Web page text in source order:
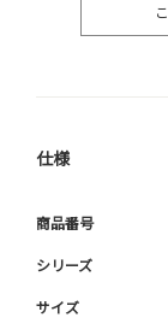
仕様
商品番号
シリーズ
サイズ